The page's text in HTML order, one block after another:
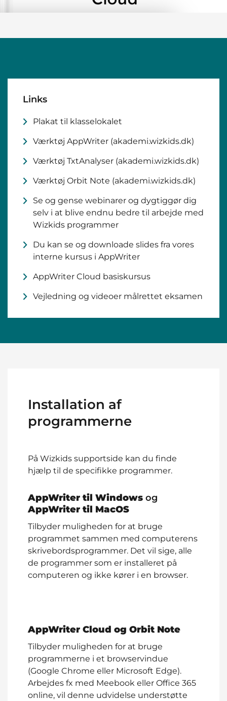
Links
Plakat til klasselokalet
Værktøj AppWriter (akademi.wizkids.dk)
Værktøj TxtAnalyser (akademi.wizkids.dk)
Værktøj Orbit Note (akademi.wizkids.dk)
Se og gense webinarer og dygtiggør dig
selv i at blive endnu bedre til arbejde med
Wizkids programmer
Du kan se og downloade slides fra vores
interne kursus i AppWriter
AppWriter Cloud basiskursus
Vejledning og videoer målrettet eksamen
Installation af
programmerne
På Wizkids supportside kan du finde
hjælp til de specifikke programmer.
AppWriter til Windows og
AppWriter til MacOS
Tilbyder muligheden for at bruge
programmet sammen med computerens
skrivebordsprogrammer. Det vil sige, alle
de programmer som er installeret på
computeren og ikke kører i en browser.
AppWriter Cloud og Orbit Note
Tilbyder muligheden for at bruge
programmerne i et browservindue
(Google Chrome eller Microsoft Edge).
Arbejdes fx med Meebook eller Office 365
online, vil denne udvidelse understøtte